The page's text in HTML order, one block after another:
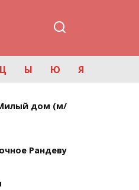
Ы Ю Я
дом (м/
Рандеву